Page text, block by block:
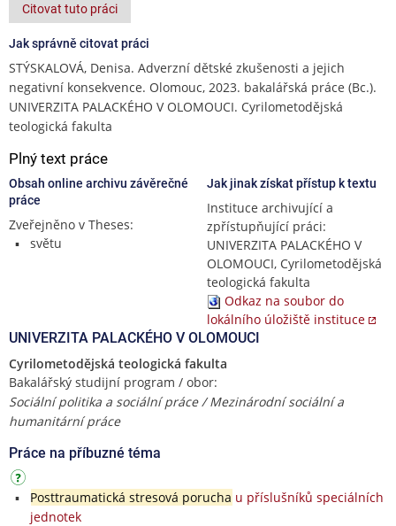
Citovat tuto práci
Jak správně citovat práci
STÝSKALOVÁ, Denisa. Adverzní dětské zkušenosti a jejich
negativní konsekvence. Olomouc, 2023. bakalářská práce (Bc.).
UNIVERZITA PALACKÉHO V OLOMOUCI. Cyrilometodějská
teologická fakulta
Plný text práce
Obsah online archivu závěrečné
práce
Zveřejněno v Theses:
světu
Jak jinak získat přístup k textu
Instituce archivující a
zpřístupňující práci:
UNIVERZITA PALACKÉHO V
OLOMOUCI, Cyrilometodějská
teologická fakulta
Odkaz na soubor do
lokálního úložiště instituce
UNIVERZITA PALACKÉHO V OLOMOUCI
Cyrilometodějská teologická fakulta
Bakalářský studijní program / obor:
Sociální politika a sociální práce / Mezinárodní sociální a
humanitární práce
Práce na příbuzné téma
Posttraumatická stresová porucha u příslušníků speciálních
jednotek